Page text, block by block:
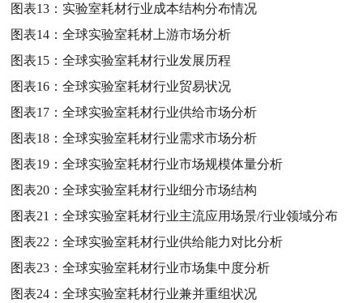
图表13： 实验室耗材行业成本结构分布情况
图表14：全球实验室耗材上游市场分析
图表15：全球实验室耗材行业发展历程
图表16：全球实验室耗材行业贸易状况
图表17：全球实验室耗材行业供给市场分析
图表18：全球实验室耗材行业需求市场分析
图表19：全球实验室耗材行业市场规模体量分析
图表20：全球实验室耗材行业细分市场结构
图表21：全球实验室耗材行业主流应用场景/行业领域分布
图表22：全球实验室耗材行业供给能力对比分析
图表23：全球实验室耗材行业市场集中度分析
图表24：全球实验室耗材行业兼并重组状况